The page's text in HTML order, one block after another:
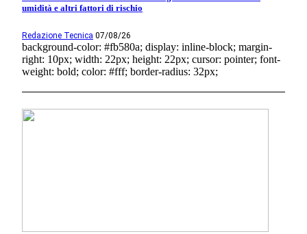
umidità e altri fattori di rischio
Redazione Tecnica 07/08/26
background-color: #fb580a; display: inline-block; margin-
right: 10px; width: 22px; height: 22px; cursor: pointer; font-
weight: bold; color: #fff; border-radius: 32px;